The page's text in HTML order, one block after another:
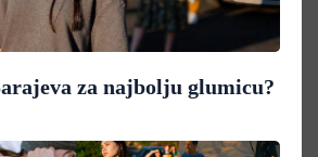
za najbolju glumicu?